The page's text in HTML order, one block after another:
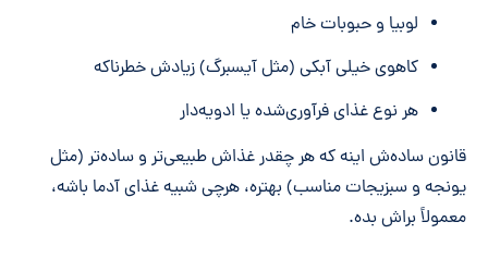
لوبیا و حبوبات خام
کاهوی خیلی آبکی (مثل آیسبرگ) زیادش خطرناکه
هر نوع غذای فرآوری‌شده یا ادویه‌دار
قانون ساده‌ش اینه که هر چقدر غذاش طبیعی‌تر و ساده‌تر (مثل
یونجه و سبزیجات مناسب) بهتره، هرچی شبیه غذای آدما باشه،
معمولاً براش بده.